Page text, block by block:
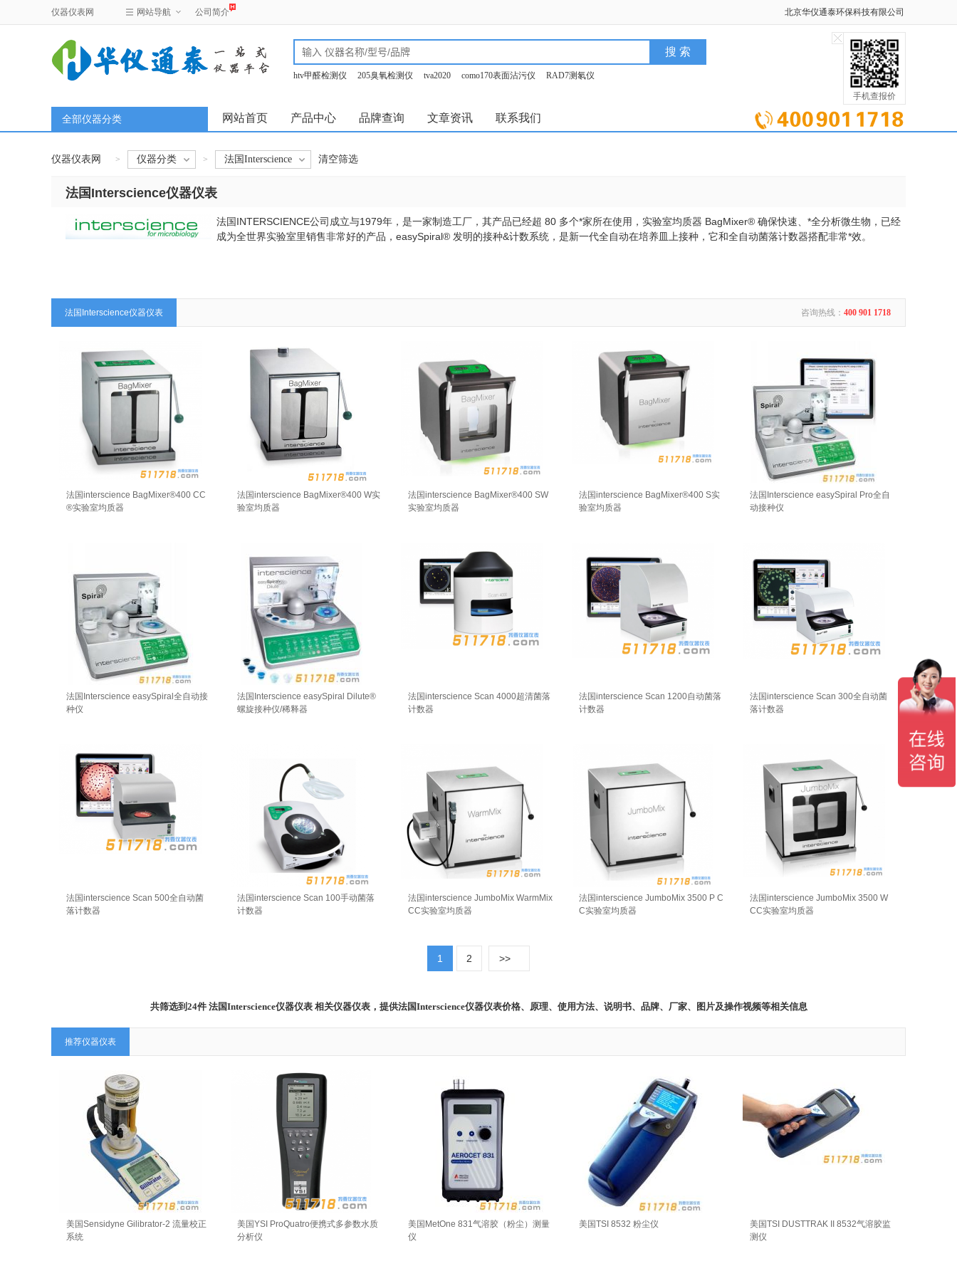
北京华仪通泰环保科技有限公司
仪器仪表网 网站导航 公司简介
htv甲醛检测仪 205臭氧检测仪 tva2020 como170表面沾污仪
RAD7测氡仪
手机查报价
网站首页 产品中心 品牌查询 文章资讯 联系我们
全部仪器分类
仪器仪表网 > 仪器分类 > 法国Interscience 清空筛选
法国Interscience仪器仪表
法国INTERSCIENCE公司成立与1979年，是一家制造工厂，其产品已经超 80 多个*家所在使用，实验室均质器 BagMixer® 确保快速、*全分析微生物，已经
成为全世界实验室里销售非常好的产品，easySpiral® 发明的接种&计数系统，是新一代全自动在培养皿上接种，它和全自动菌落计数器搭配非常*效。
咨询热线： 400 901 1718
法国Interscience仪器仪表
法国interscience BagMixer®400 CC
®实验室均质器
法国interscience BagMixer®400 W实
验室均质器
法国interscience BagMixer®400 SW
实验室均质器
法国interscience BagMixer®400 S实
验室均质器
法国Interscience easySpiral Pro全自
动接种仪
法国Interscience easySpiral全自动接
种仪
法国Interscience easySpiral Dilute®
螺旋接种仪/稀释器
法国interscience Scan 4000超清菌落
计数器
法国interscience Scan 1200自动菌落
计数器
法国interscience Scan 300全自动菌
落计数器
法国interscience Scan 500全自动菌
落计数器
法国interscience Scan 100手动菌落
计数器
法国interscience JumboMix WarmMix
CC实验室均质器
法国interscience JumboMix 3500 P C
C实验室均质器
法国interscience JumboMix 3500 W
CC实验室均质器
1 2 >>
共筛选到24件 法国Interscience仪器仪表 相关仪器仪表，提供法国Interscience仪器仪表价格、原理、使用方法、说明书、品牌、厂家、图片及操作视频等相关信息
推荐仪器仪表
美国Sensidyne Gilibrator-2 流量校正
系统
美国YSI ProQuatro便携式多参数水质
分析仪
美国MetOne 831气溶胶（粉尘）测量
仪
美国TSI 8532 粉尘仪
美国TSI DUSTTRAK II 8532气溶胶监
测仪